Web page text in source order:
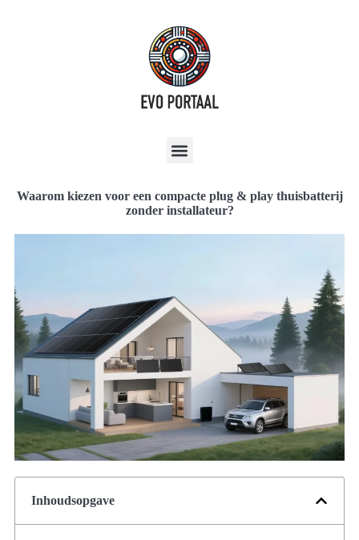
Waarom kiezen voor een compacte plug & play thuisbatterij
zonder installateur?
Inhoudsopgave